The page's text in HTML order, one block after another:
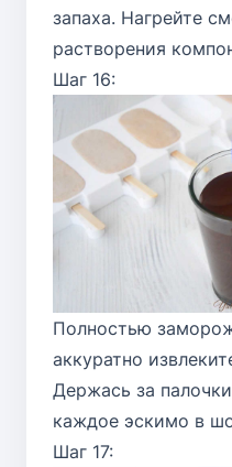
запаха. Нагрейте
растворения
Шаг 16:
Полностью
аккуратно
Держась за
каждое эскимо в
Шаг 17: